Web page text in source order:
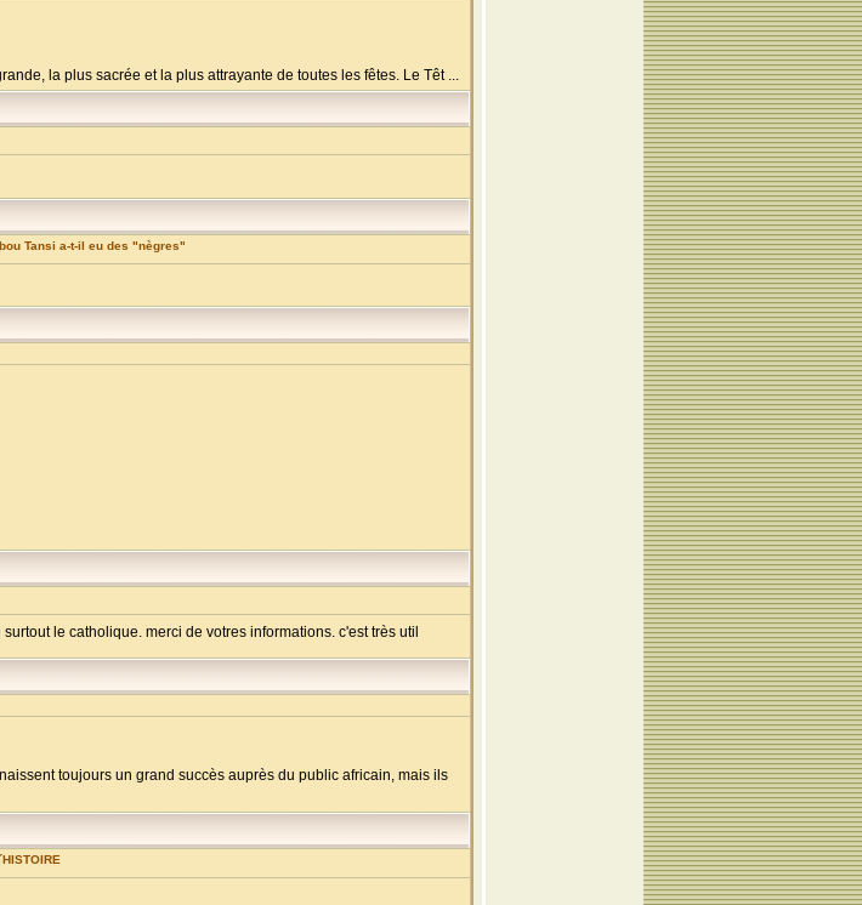
la plus sacrée et la plus attrayante de toutes les fêtes. Le Têt ...
Tansi a-t-il eu des "nègres"
le catholique. merci de votres informations. c'est très util
toujours un grand succès auprès du public africain, mais ils